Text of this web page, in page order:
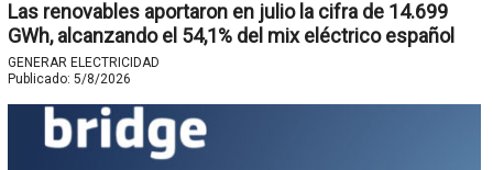
Las renovables aportaron en julio la cifra de 14.699
GWh, alcanzando el 54,1% del mix eléctrico español
GENERAR ELECTRICIDAD
Publicado: 5/8/2026